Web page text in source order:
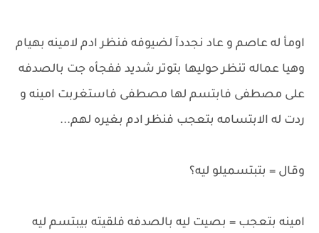
اومأ له عاصم و عاد نجددآ لضيوفه فنظر ادم لامينه بهيام
وهيا عماله تنظر حوليها بتوتر شديد ففجأه جت بالصدفه
على مصطفى فابتسم لها مصطفى فاستغربت امينه و
ردت له الابتسامه بتعجب فنظر ادم بغيره لهم...
وقال = بتبتسميلو ليه؟
امينه بتعجب = بصيت ليه بالصدفه فلقيته بيبتسم ليه